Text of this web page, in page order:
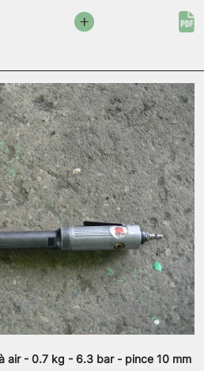
air - 0.7 kg - 6.3 bar - pince 10 mm